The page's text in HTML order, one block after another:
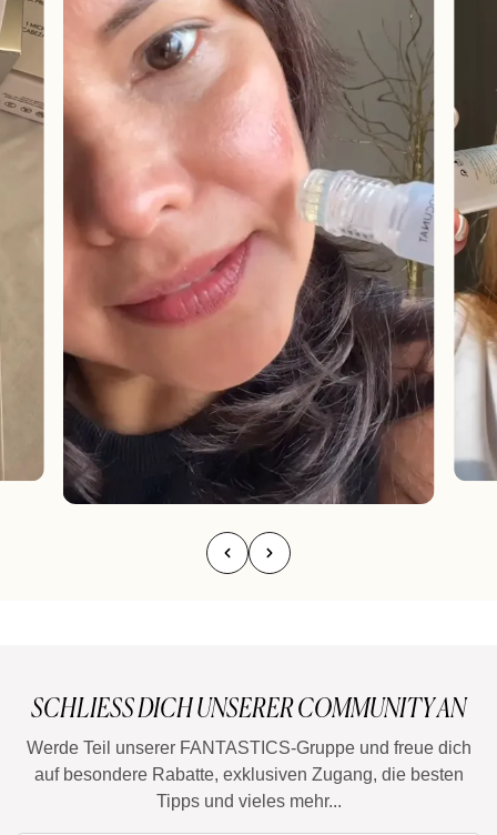
SCHLIESS DICH UNSERER COMMUNITY AN
Werde Teil unserer FANTASTICS-Gruppe und freue dich
auf besondere Rabatte, exklusiven Zugang, die besten
Tipps und vieles mehr...